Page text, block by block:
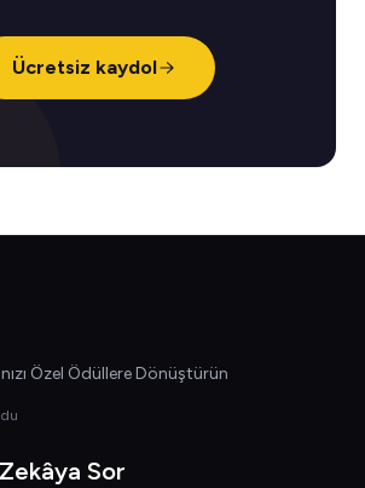
Ücretsiz kaydol
Özel Ödüllere Dönüştürün
Sor